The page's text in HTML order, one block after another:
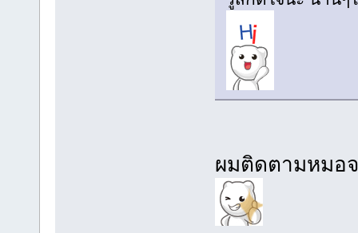
ผมติดตามหมอ